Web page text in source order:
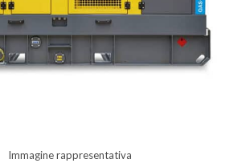
Immagine rappresentativa